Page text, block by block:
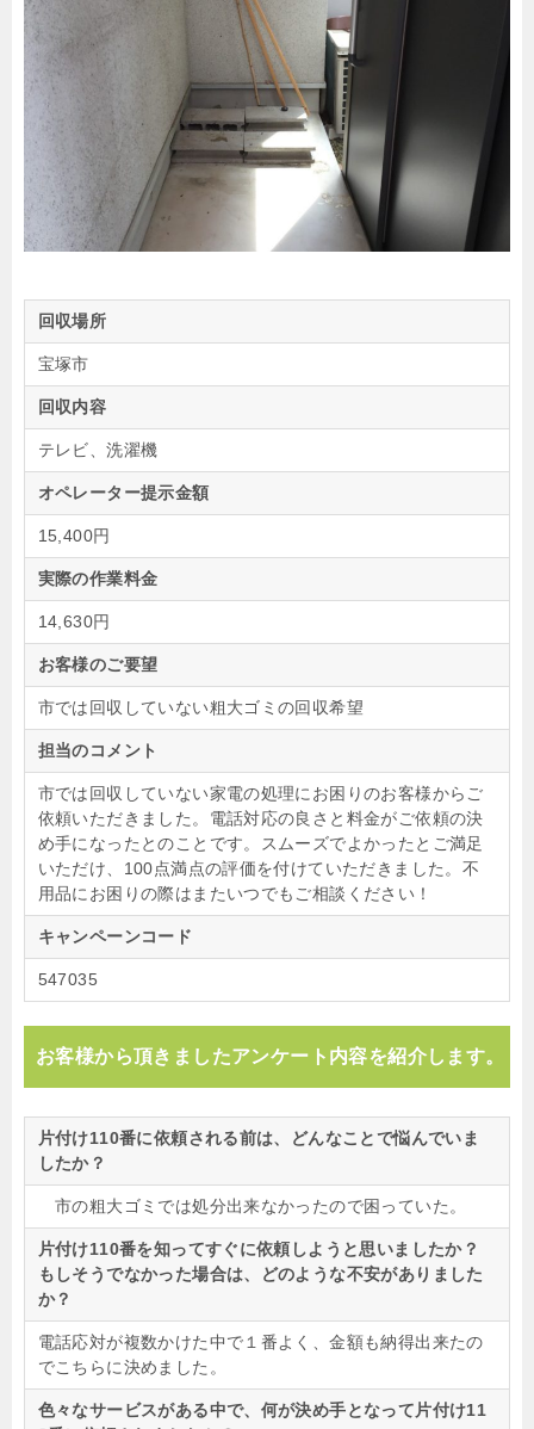
回収場所
宝塚市
回収内容
テレビ、洗濯機
オペレーター提示金額
15,400円
実際の作業料金
14,630円
お客様のご要望
市では回収していない粗大ゴミの回収希望
担当のコメント
市では回収していない家電の処理にお困りのお客様からご
依頼いただきました。電話対応の良さと料金がご依頼の決
め手になったとのことです。スムーズでよかったとご満足
いただけ、100点満点の評価を付けていただきました。不
用品にお困りの際はまたいつでもご相談ください！
キャンペーンコード
547035
お客様から頂きましたアンケート内容を紹介します。
片付け110番に依頼される前は、どんなことで悩んでいま
したか？
市の粗大ゴミでは処分出来なかったので困っていた。
片付け110番を知ってすぐに依頼しようと思いましたか？
もしそうでなかった場合は、どのような不安がありました
か？
電話応対が複数かけた中で１番よく、金額も納得出来たの
でこちらに決めました。
色々なサービスがある中で、何が決め手となって片付け11